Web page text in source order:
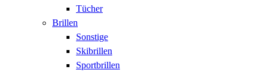
Tücher
Brillen
Sonstige
Skibrillen
Sportbrillen